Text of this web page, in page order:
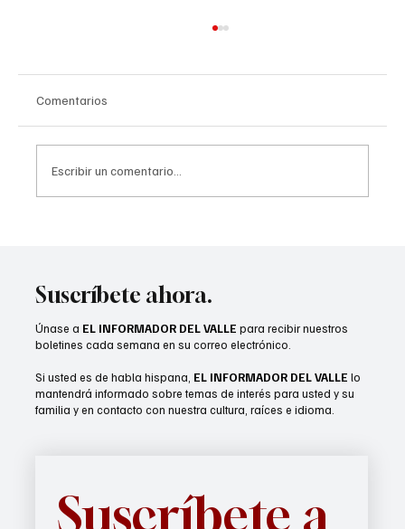
Comentarios
Escribir un comentario...
Suscríbete ahora.
Únase a EL INFORMADOR DEL VALLE para recibir nuestros
boletines cada semana en su correo electrónico.
Si usted es de habla hispana, EL INFORMADOR DEL VALLE lo
mantendrá informado sobre temas de interés para usted y su
familia y en contacto con nuestra cultura, raíces e idioma.
Suscríbete a